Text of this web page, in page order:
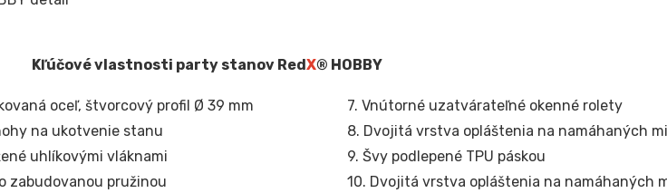
Kľúčové vlastnosti party stanov RedX® HOBBY
oceľ, štvorcový profil Ø 39 mm
na ukotvenie stanu
uhlíkovými vláknami
zabudovanou pružinou
7. Vnútorné uzatvárateľné okenné rolety
8. Dvojitá vrstva opláštenia na namáhaných
9. Švy podlepené TPU páskou
10. Dvojitá vrstva opláštenia na namáhaných